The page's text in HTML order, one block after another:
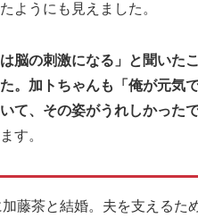
ようにも見えました。
脳の刺激になる」と聞いた
。加トちゃんも「俺が元気
て、その姿がうれしかったで
す。
藤茶と結婚。夫を支えるた